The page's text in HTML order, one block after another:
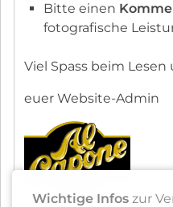
Bitte einen
fotografische
Viel Spass beim
euer Website-Admin
Wichtige Infos zur